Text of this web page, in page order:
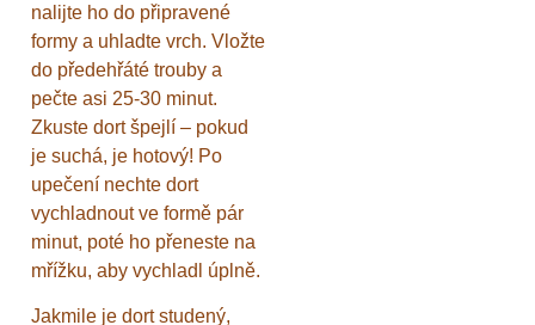
nalijte ho do připravené
formy a uhladte vrch. Vložte
do předehřáté trouby a
pečte asi 25-30 minut.
Zkuste dort špejlí – pokud
je suchá, je hotový! Po
upečení nechte dort
vychladnout ve formě pár
minut, poté ho přeneste na
mřížku, aby vychladl úplně.
Jakmile je dort studený,